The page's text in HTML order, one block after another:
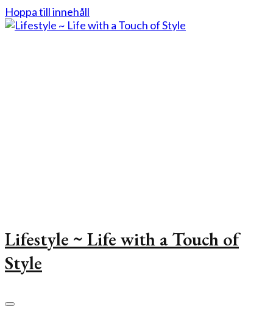
Hoppa till innehåll
Lifestyle ~ Life with a Touch of
Style